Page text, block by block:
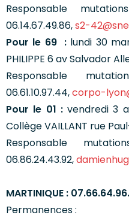
Responsable
06.14.67.49.86,s2-
Pour le 69 : lundi 30
PHILIPPE 6 av Salvador
Responsable
06.61.10.97.44,corpo-
Pour le 01 :vendredi 3
Collège VAILLANT rue
Responsable
06.86.24.43.92,
MARTINIQUE :
Permanences :